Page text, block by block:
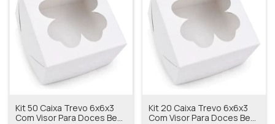
Kit 50 Caixa Trevo 6x6x3
Com Visor Para Doces Bem
Kit 20 Caixa Trevo 6x6x3
Com Visor Para Doces Bem